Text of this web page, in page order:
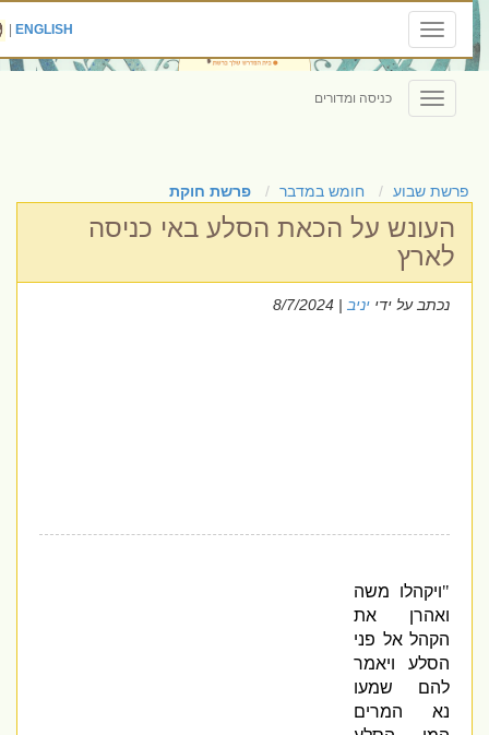
Toggle
navigation
ENGLISH
|
Toggle
navigation
כניסה ומדורים
פרשת שבוע חומש במדבר פרשת חוקת
העונש על הכאת הסלע באי כניסה
לארץ
נכתב על ידייניב| 8/7/2024
ויקהלו משה
ואהרן את
הקהל אל פני
הסלע ויאמר
להם שמעו
נא המרים